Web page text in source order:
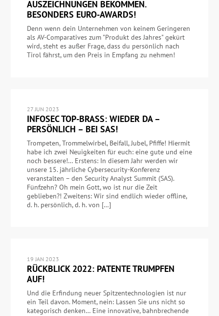
AUSZEICHNUNGEN BEKOMMEN.
BESONDERS EURO-AWARDS!
Denn wenn dein Unternehmen von keinem Geringeren
als AV-Comparatives zum "Produkt des Jahres" gekürt
wird, steht es außer Frage, dass du persönlich nach
Tirol fährst, um den Preis in Empfang zu nehmen!
27 JUN 2023
INFOSEC TOP-BRASS: WIEDER DA –
PERSÖNLICH – BEI SAS!
Trompeten, Trommelwirbel, Beifall, Jubel, Pfiffe! Hiermit
habe ich zwei Neuigkeiten für euch: eine gute und eine
noch bessere!… Erstens: In diesem Jahr werden wir
unsere 15. jährliche Cybersecurity-Konferenz
veranstalten – den Security Analyst Summit (SAS).
Fünfzehn? Oh mein Gott, wo ist nur die Zeit
geblieben?! Zweitens: Wir sind endlich wieder offline,
d. h. persönlich, d. h. von […]
19 JAN 2023
RÜCKBLICK 2022: PATENTE TRUMPFEN
AUF!
Und die Erfindung neuer Spitzentechnologien ist nur
ein Teil davon. Moment, nein: Lassen Sie uns nicht so
kategorisch denken… Eine innovative, bahnbrechende